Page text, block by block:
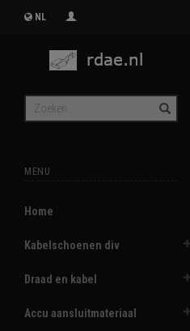
NL
MENU
Home
Kabelschoenen div
Draad en kabel
Accu aansluitmateriaal